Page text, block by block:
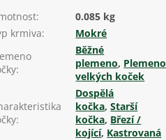
:
0.085 kg
krmiva:
Mokré
:
Běžné
plemeno, Plemeno
velkých koček
:
Dospělá
kočka, Starší
kočka, Březí /
kojící, Kastrovaná